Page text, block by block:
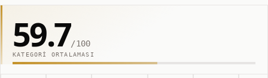
59.7/100
KATEGORI ORTALAMASI